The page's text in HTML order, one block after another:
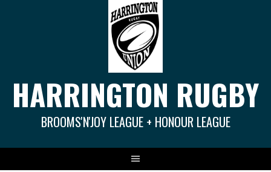
HARRINGTON RUGBY
BROOMS'N'JOY LEAGUE + HONOUR LEAGUE